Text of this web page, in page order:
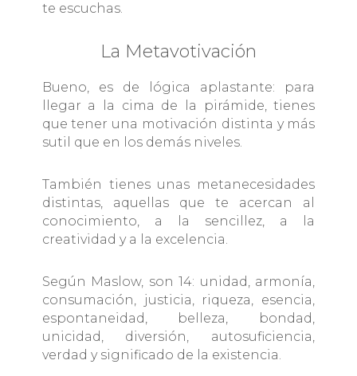
te escuchas.
La Metavotivación
Bueno, es de lógica aplastante: para
llegar a la cima de la pirámide, tienes
que tener una motivación distinta y más
sutil que en los demás niveles.
También tienes unas metanecesidades
distintas, aquellas que te acercan al
conocimiento, a la sencillez, a la
creatividad y a la excelencia.
Según Maslow, son 14: unidad, armonía,
consumación, justicia, riqueza, esencia,
espontaneidad, belleza, bondad,
unicidad, diversión, autosuficiencia,
verdad y significado de la existencia.